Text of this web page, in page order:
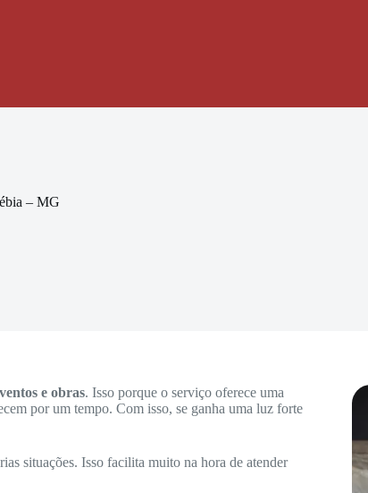
– MG
e obras. Isso porque o serviço oferece uma
por um tempo. Com isso, se ganha uma luz forte
situações. Isso facilita muito na hora de atender